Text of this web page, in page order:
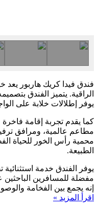
فندق فيدا كريك هاربور يعد
الراقية. يتميز الفندق
يوفر إطلالات خلابة على
كما يقدم تجربة إقامة
مطاعم عالمية، ومرافق
محمية رأس الخور للحياة
الطبيعة.
يوفر الفندق خدمة
مفضلة للمسافرين
إنه يجمع بين الفخامة
اقرأ المزيد »